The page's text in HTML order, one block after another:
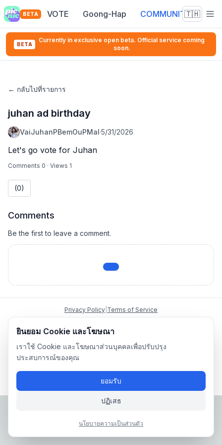
BETA VOTE Goong-Hap COMMUNITY🇹🇭
BETA
Currently in exclusive open beta. Official service coming
soon.
← กลับไปที่รายการ
juhan ad birthday
VaiJuhanPBemOuPMal·5/31/2026
Let's go vote for Juhan
Comments 0 · Views 1
(0)
Comments
Be the first to leave a comment.
Privacy Policy Terms of Service
02791 | CEO: Jaegeun Hwang
Address: 1503, 60 Taeguk-ro, Ilsandong-gu, Goyang-si,
Gyeonggi-do, Korea
Phone: 070-8058-9950 | E-commerce Registration No: 2024-
Seongnam-Sujeong-0657
© 2024 IconCasting Inc. All rights reserved.
ยินยอม Cookie และโฆษณา
เราใช้ Cookie และโฆษณาส่วนบุคคลเพื่อปรับปรุง
ประสบการณ์ของคุณ
ยอมรับ
ปฏิเสธ
นโยบายความเป็นส่วนตัว